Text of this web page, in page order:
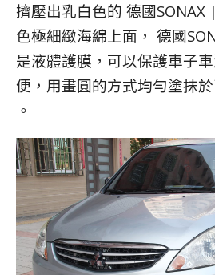
擠壓出乳白色的 德國
色極細緻海綿上面， 德國
是液體護膜，可以保護車子
便，用畫圓的方式均勻塗抹
。